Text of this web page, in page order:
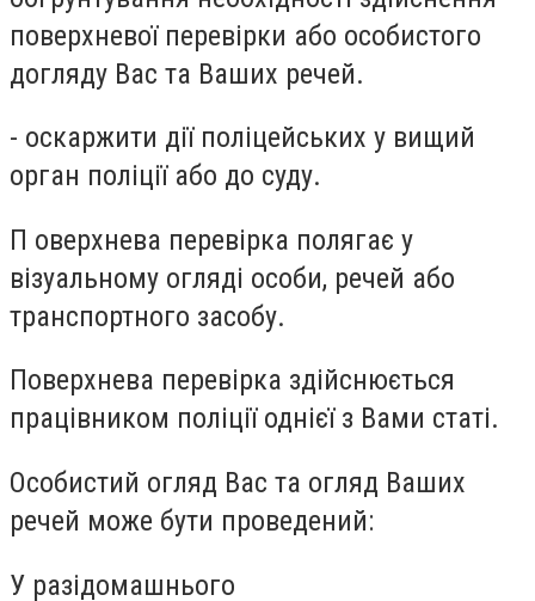
поверхневої перевірки або особистого
догляду Вас та Ваших речей.
- оскаржити дії поліцейських у вищий
орган поліції або до суду.
П оверхнева перевірка полягає у
візуальному огляді особи, речей або
транспортного засобу.
Поверхнева перевірка здійснюється
працівником поліції однієї з Вами статі.
Особистий огляд Вас та огляд Ваших
речей може бути проведений:
У разідомашнього